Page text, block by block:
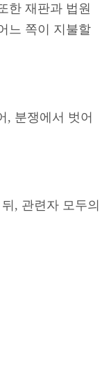
한 재판과 법원
느 쪽이 지불할
, 분쟁에서 벗어
, 관련자 모두의